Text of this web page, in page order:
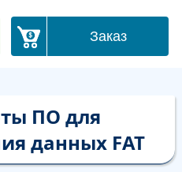
Заказ
ПО для
данных FAT